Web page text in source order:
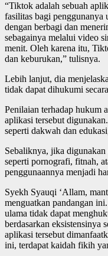
“Tiktok adalah sebuah
fasilitas bagi penggunanya
dengan berbagi dan
sebagainya melalui video
menit. Oleh karena itu,
dan keburukan,” tulisnya.
Lebih lanjut, dia
tidak dapat dihukumi
Penilaian terhadap hukum
aplikasi tersebut
seperti dakwah dan
Sebaliknya, jika
seperti pornografi, fitnah,
penggunaannya menjadi
Syekh Syauqi ‘Allam,
menguatkan pandangan
ulama tidak dapat
berdasarkan eksistensinya
aplikasi tersebut
ini, terdapat kaidah fikih